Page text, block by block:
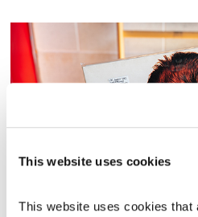
This website uses cookies
This website uses cookies that